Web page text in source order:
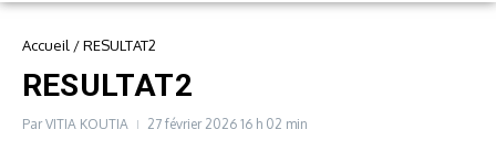
Accueil /RESULTAT2
RESULTAT2
ParVITIA KOUTIA 27 février 2026 16 h 02 min